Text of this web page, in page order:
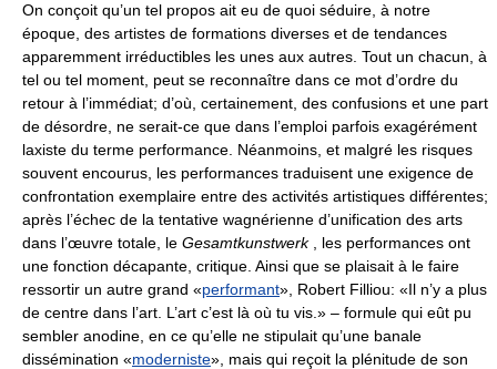
On conçoit qu’un tel propos ait eu de quoi séduire, à notre
époque, des artistes de formations diverses et de tendances
apparemment irréductibles les unes aux autres. Tout un chacun, à
tel ou tel moment, peut se reconnaître dans ce mot d’ordre du
retour à l’immédiat; d’où, certainement, des confusions et une part
de désordre, ne serait-ce que dans l’emploi parfois exagérément
laxiste du terme performance. Néanmoins, et malgré les risques
souvent encourus, les performances traduisent une exigence de
confrontation exemplaire entre des activités artistiques différentes;
après l’échec de la tentative wagnérienne d’unification des arts
dans l’œuvre totale, le Gesamtkunstwerk, les performances ont
une fonction décapante, critique. Ainsi que se plaisait à le faire
ressortir un autre grand «performant», Robert Filliou: «Il n’y a plus
de centre dans l’art. L’art c’est là où tu vis.» – formule qui eût pu
sembler anodine, en ce qu’elle ne stipulait qu’une banale
dissémination «moderniste», mais qui reçoit la plénitude de son